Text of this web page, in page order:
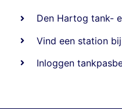
Den Hartog tank-
Vind een station
Inloggen